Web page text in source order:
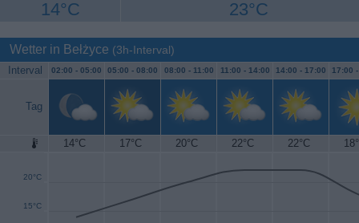
14°C 23°C
Wetter in Bełżyce (3h-Interval)
Interval 02:00 - 05:00 05:00 - 08:00 08:00 - 11:00 11:00 - 14:00 14:00 - 17:00 17:00
Tag
14°C 17°C 20°C 22°C 22°C
15°C
20°C
25°C